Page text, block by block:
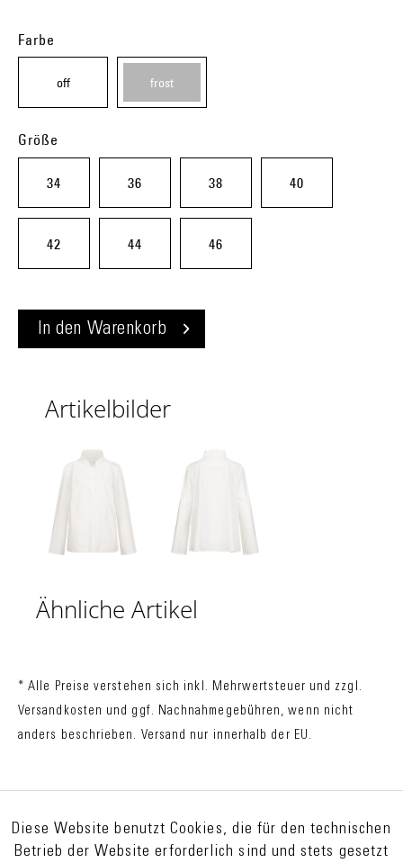
Farbe
off
(j11)
frost
Größe
34 36 38 40
42 44 46
In den Warenkorb
Artikelbilder
Ähnliche Artikel
* Alle Preise verstehen sich inkl. Mehrwertsteuer und zzgl.
Versandkosten und ggf. Nachnahmegebühren, wenn nicht
anders beschrieben. Versand nur innerhalb der EU.
Diese Website benutzt Cookies, die für den technischen
Betrieb der Website erforderlich sind und stets gesetzt